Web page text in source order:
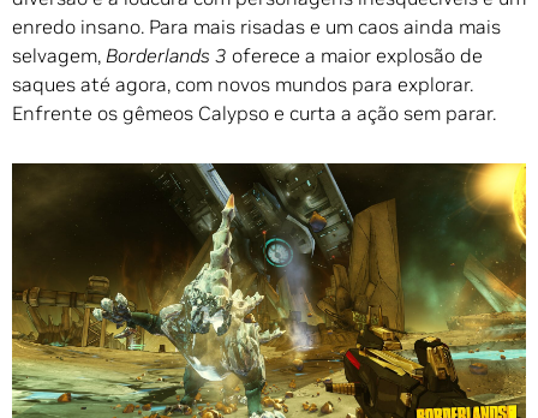
enredo insano. Para mais risadas e um caos ainda mais
selvagem, Borderlands 3 oferece a maior explosão de
saques até agora, com novos mundos para explorar.
Enfrente os gêmeos Calypso e curta a ação sem parar.